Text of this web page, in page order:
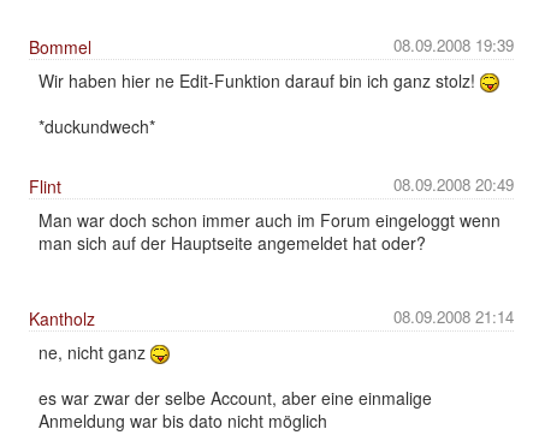
08.09.2008 19:39
Bommel
Wir haben hier ne Edit-Funktion darauf bin ich ganz stolz!
*duckundwech*
08.09.2008 20:49
Flint
Man war doch schon immer auch im Forum eingeloggt wenn
man sich auf der Hauptseite angemeldet hat oder?
08.09.2008 21:14
Kantholz
ne, nicht ganz
es war zwar der selbe Account, aber eine einmalige
Anmeldung war bis dato nicht möglich